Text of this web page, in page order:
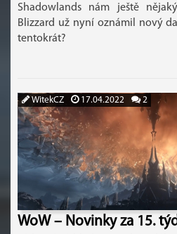
Shadowlands nám ještě
Blizzard už nyní oznámil nový
tentokrát?
WitekCZ 17.04.2022 2
WoW – Novinky za 15.